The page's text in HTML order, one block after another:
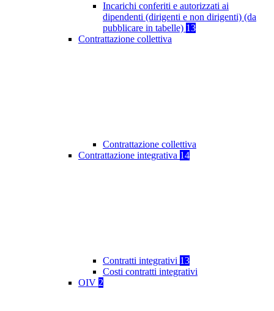
Incarichi conferiti e autorizzati ai
dipendenti (dirigenti e non dirigenti) (da
pubblicare in tabelle) 13
Contrattazione collettiva
Contrattazione collettiva
Contrattazione integrativa 14
Contratti integrativi 13
Costi contratti integrativi
OIV 2